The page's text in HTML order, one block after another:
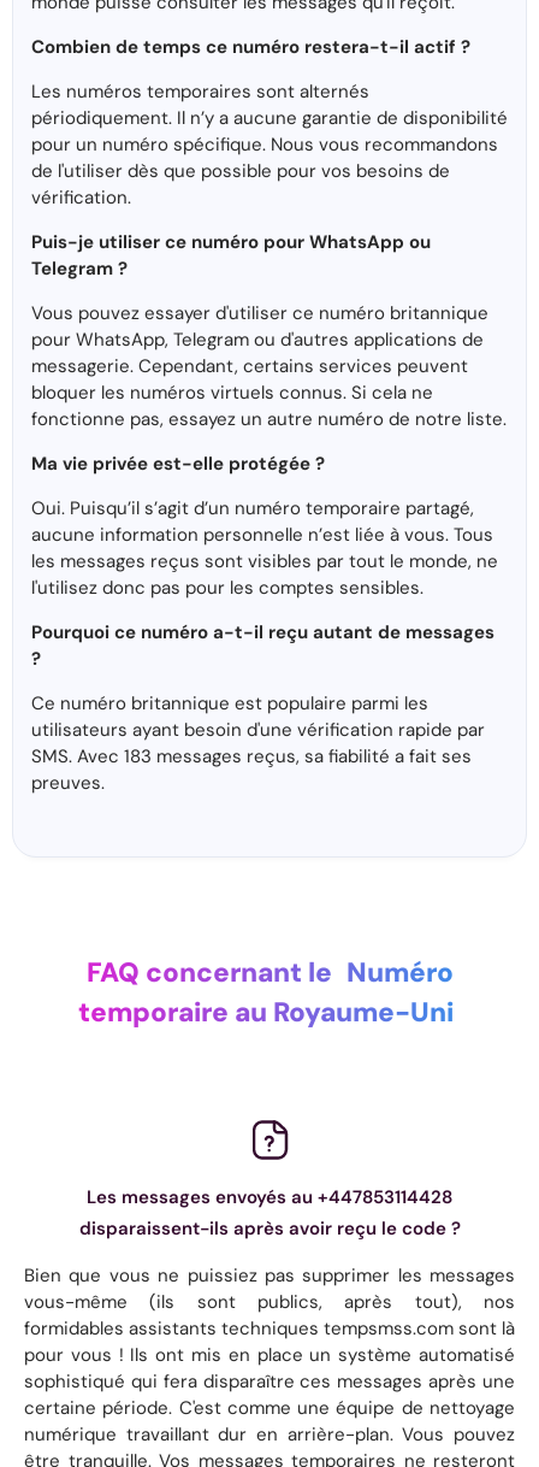
Combien de temps ce numéro restera-t-il actif ?
Les numéros temporaires sont alternés
périodiquement. Il n’y a aucune garantie de disponibilité
pour un numéro spécifique. Nous vous recommandons
de l'utiliser dès que possible pour vos besoins de
vérification.
Puis-je utiliser ce numéro pour WhatsApp ou
Telegram ?
Vous pouvez essayer d'utiliser ce numéro britannique
pour WhatsApp, Telegram ou d'autres applications de
messagerie. Cependant, certains services peuvent
bloquer les numéros virtuels connus. Si cela ne
fonctionne pas, essayez un autre numéro de notre liste.
Ma vie privée est-elle protégée ?
Oui. Puisqu’il s’agit d’un numéro temporaire partagé,
aucune information personnelle n’est liée à vous. Tous
les messages reçus sont visibles par tout le monde, ne
l'utilisez donc pas pour les comptes sensibles.
Pourquoi ce numéro a-t-il reçu autant de messages
?
Ce numéro britannique est populaire parmi les
utilisateurs ayant besoin d'une vérification rapide par
SMS. Avec 183 messages reçus, sa fiabilité a fait ses
preuves.
FAQ concernant le Numéro
temporaire au Royaume-Uni
Les messages envoyés au +447853114428
disparaissent-ils après avoir reçu le code ?
Bien que vous ne puissiez pas supprimer les messages
vous-même (ils sont publics, après tout), nos
formidables assistants techniques tempsmss.com sont là
pour vous ! Ils ont mis en place un système automatisé
sophistiqué qui fera disparaître ces messages après une
certaine période. C'est comme une équipe de nettoyage
numérique travaillant dur en arrière-plan. Vous pouvez
être tranquille. Vos messages temporaires ne resteront